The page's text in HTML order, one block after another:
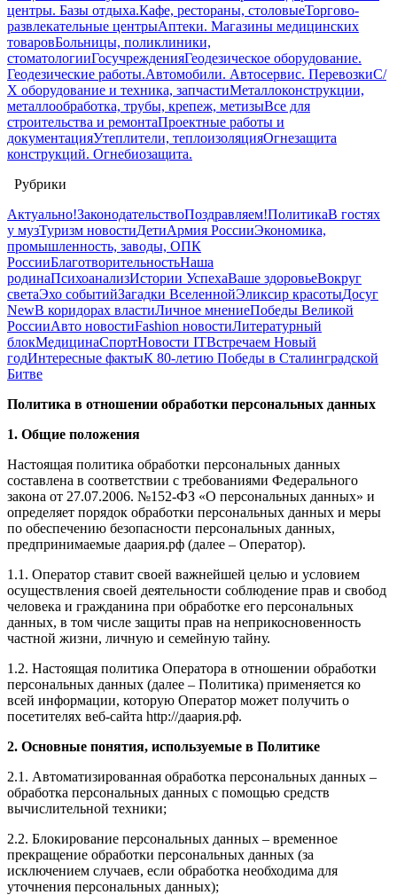
центры. Базы отдыха.Кафе, рестораны, столовыеТоргово-
развлекательные центрыАптеки. Магазины медицинских
товаровБольницы, поликлиники,
стоматологииГосучрежденияГеодезическое оборудование.
Геодезические работы.Автомобили. Автосервис. ПеревозкиС/
Х оборудование и техника, запчастиМеталлоконструкции,
металлообработка, трубы, крепеж, метизыВсе для
строительства и ремонтаПроектные работы и
документацияУтеплители, теплоизоляцияОгнезащита
конструкций. Огнебиозащита.
Рубрики
Актуально!ЗаконодательствоПоздравляем!ПолитикаВ гостях
у музТуризм новостиДетиАрмия РоссииЭкономика,
промышленность, заводы, ОПК
РоссииБлаготворительностьНаша
родинаПсихоанализИстории УспехаВаше здоровьеВокруг
светаЭхо событийЗагадки ВселеннойЭликсир красотыДосуг
NewВ коридорах властиЛичное мнениеПобеды Великой
РоссииАвто новостиFashion новостиЛитературный
блокМедицинаСпортНовости ITВстречаем Новый
годИнтересные фактыК 80-летию Победы в Сталинградской
Битве
Политика в отношении обработки персональных данных
1. Общие положения
Настоящая политика обработки персональных данных
составлена в соответствии с требованиями Федерального
закона от 27.07.2006. №152-ФЗ «О персональных данных» и
определяет порядок обработки персональных данных и меры
по обеспечению безопасности персональных данных,
предпринимаемые даария.рф (далее – Оператор).
1.1. Оператор ставит своей важнейшей целью и условием
осуществления своей деятельности соблюдение прав и свобод
человека и гражданина при обработке его персональных
данных, в том числе защиты прав на неприкосновенность
частной жизни, личную и семейную тайну.
1.2. Настоящая политика Оператора в отношении обработки
персональных данных (далее – Политика) применяется ко
всей информации, которую Оператор может получить о
посетителях веб-сайта http://даария.рф.
2. Основные понятия, используемые в Политике
2.1. Автоматизированная обработка персональных данных –
обработка персональных данных с помощью средств
вычислительной техники;
2.2. Блокирование персональных данных – временное
прекращение обработки персональных данных (за
исключением случаев, если обработка необходима для
уточнения персональных данных);